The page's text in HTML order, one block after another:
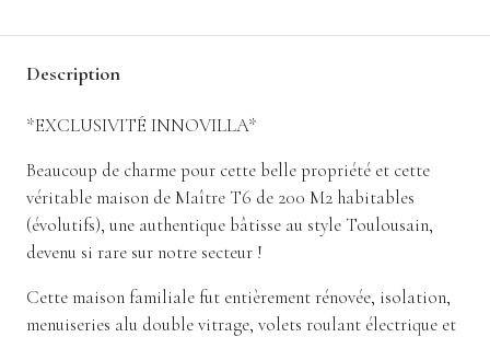
Description
*EXCLUSIVITÉ INNOVILLA*
Beaucoup de charme pour cette belle propriété et cette
véritable maison de Maître T6 de 200 M2 habitables
(évolutifs), une authentique bâtisse au style Toulousain,
devenu si rare sur notre secteur !
Cette maison familiale fut entièrement rénovée, isolation,
menuiseries alu double vitrage, volets roulant électrique et